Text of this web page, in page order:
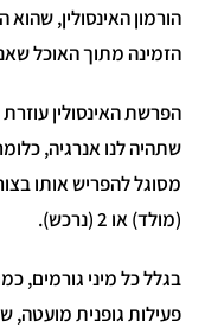
הורמון האינסולין,
הזמינה מתוך האוכל
הפרשת האינסולין
שתהיה לנו אנרגיה,
(מולד) או 2 (נרכש).
בגלל כל מיני גורמים,
פעילות גופנית מועטה,